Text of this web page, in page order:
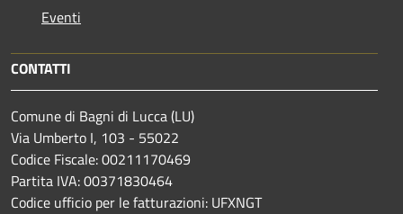
Eventi
CONTATTI
Comune di Bagni di Lucca (LU)
Via Umberto I, 103 - 55022
Codice Fiscale: 00211170469
Partita IVA: 00371830464
Codice ufficio per le fatturazioni: UFXNGT